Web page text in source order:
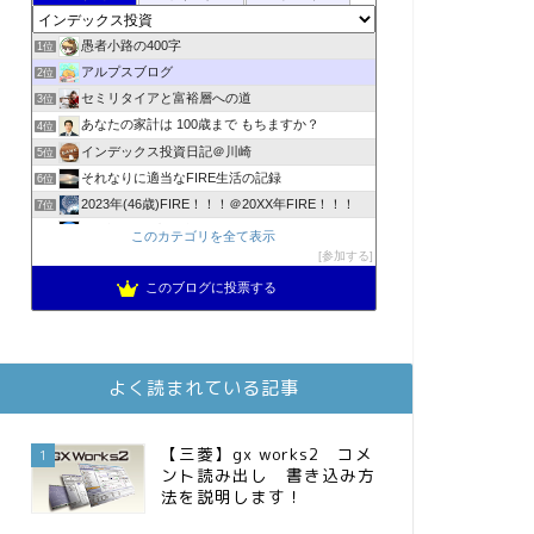
1位 愚者小路の400字
2位 アルプスブログ
3位 セミリタイアと富裕層への道
4位 あなたの家計は 100歳まで もちますか？
5位 インデックス投資日記＠川崎
6位 それなりに適当なFIRE生活の記録
7位 2023年(46歳)FIRE！！！＠20XX年FIRE！！！
3階建ての資産形成
スパコンSEが効率的投資で一家セミリタイアするブログ
11位 お金に困らない生活（インデックス投資ブログ）
13位 MBAのインデックス投資日記
FPが実践するお金の知恵を磨く勉強会
15位 インデックス投資でも富裕層
このカテゴリを全て表示
参加する
このブログに投票する
よく読まれている記事
1
【三菱】gx works2 コメ
ント読み出し 書き込み方
法を説明します！